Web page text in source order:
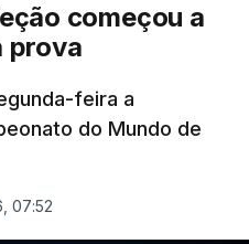
começou a
prova
feira a
do Mundo de
07:52